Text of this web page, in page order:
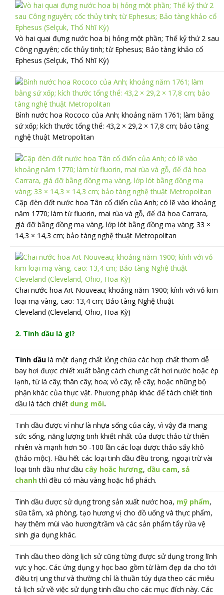
Vò hai quai đựng nước hoa bị hỏng một phần; Thế kỷ thứ 2 sau
Công nguyên; cốc thủy tinh; từ Ephesus; Bảo tàng khảo cổ
Ephesus (Selçuk, Thổ Nhĩ Kỳ)
Bình nước hoa Rococo của Anh; khoảng năm 1761; làm bằng
sứ xốp; kích thước tổng thể: 43,2 × 29,2 × 17,8 cm; bảo tàng
nghệ thuật Metropolitan
Cặp đèn đốt nước hoa Tân cổ điển của Anh; có lẽ vào khoảng
năm 1770; làm từ fluorin, mai rùa và gỗ, đế đá hoa Carrara,
giá đỡ bằng đồng mạ vàng, lớp lót bằng đồng mạ vàng; 33 ×
14,3 × 14,3 cm; bảo tàng nghệ thuật Metropolitan
Chai nước hoa Art Nouveau; khoảng năm 1900; kính với vỏ kim
loại mạ vàng, cao: 13,4 cm; Bảo tàng Nghệ thuật
Cleveland (Cleveland, Ohio, Hoa Kỳ)
2. Tinh dầu là gì?
Tinh dầu là một dạng chất lỏng chứa các hợp chất thơm dễ
bay hơi được chiết xuất bằng cách chưng cất hơi nước hoặc ép
lạnh, từ lá cây; thân cây; hoa; vỏ cây; rễ cây; hoặc những bộ
phận khác của thực vật. Phương pháp khác để tách chiết tinh
dầu là tách chiết dung môi.
Tinh dầu được ví như là nhựa sống của cây, vì vậy đã mang
sức sống, năng lượng tinh khiết nhất của dược thảo từ thiên
nhiên và mạnh hơn 50 -100 lần các loại dược thảo sấy khô
(thảo mộc). Hầu hết các loại tinh dầu đều trong, ngoại trừ vài
loại tinh dầu như dầu cây hoắc hương, dầu cam, sả
chanhthì đều có màu vàng hoặc hổ phách.
Tinh dầu được sử dụng trong sản xuất nước hoa, mỹ phẩm,
sữa tắm, xà phòng, tạo hương vị cho đồ uống và thực phẩm,
hay thêm mùi vào hương/trầm và các sản phẩm tẩy rửa vệ
sinh gia dụng khác.
Tinh dầu theo dòng lịch sử cũng từng được sử dụng trong lĩnh
vực y học. Các ứng dụng y học bao gồm từ làm đẹp da cho tới
điều trị ung thư và thường chỉ là thuần túy dựa theo các miêu
tả lịch sử về việc sử dụng tinh dầu cho các mục đích này. Các